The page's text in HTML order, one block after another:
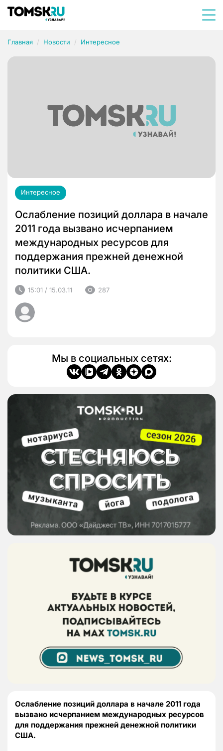
Главная Новости Интересное
Интересное
Ослабление позиций доллара в начале
2011 года вызвано исчерпанием
международных ресурсов для
поддержания прежней денежной
политики США.
15:01 / 15.03.11 287
Мы в социальных сетях:
Ослабление позиций доллара в начале 2011 года
вызвано исчерпанием международных ресурсов
для поддержания прежней денежной политики
США.